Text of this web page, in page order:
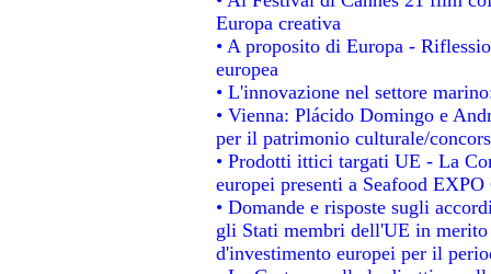
Europa creativa
• A proposito di Europa -
europea
• L'innovazione nel settore
• Vienna: Plácido Domingo e
per il patrimonio culturale/
• Prodotti ittici targati UE - La
europei presenti a Seafood
• Domande e risposte sugli
gli Stati membri dell'UE in
d'investimento europei per il